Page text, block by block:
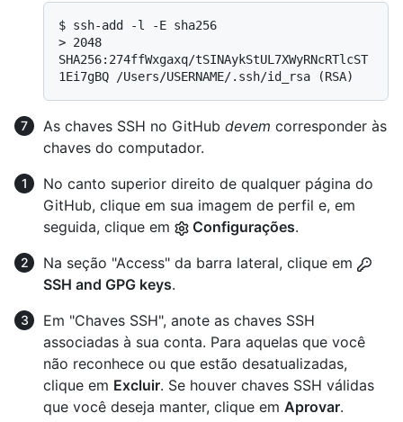
$ ssh-add -l -E sha256
> 2048
SHA256:274ffWxgaxq/tSINAykStUL7XWyRNcRTlcST
1Ei7gBQ /Users/USERNAME/.ssh/id_rsa (RSA)
As chaves SSH no GitHub devem corresponder às
chaves do computador.
No canto superior direito de qualquer página do
GitHub, clique em sua imagem de perfil e, em
seguida, clique em
Configurações.
Na seção "Access" da barra lateral, clique em
SSH and GPG keys.
Em "Chaves SSH", anote as chaves SSH
associadas à sua conta. Para aquelas que você
não reconhece ou que estão desatualizadas,
clique em Excluir. Se houver chaves SSH válidas
que você deseja manter, clique em Aprovar.